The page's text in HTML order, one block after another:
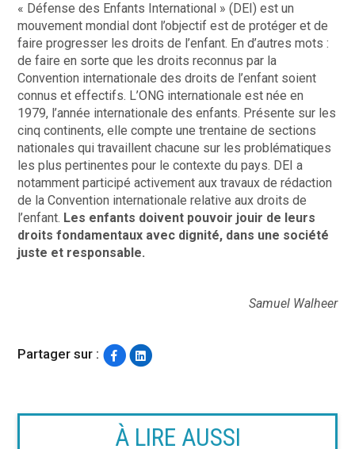
« Défense des Enfants International » (DEI) est un
mouvement mondial dont l’objectif est de protéger et de
faire progresser les droits de l’enfant. En d’autres mots :
de faire en sorte que les droits reconnus par la
Convention internationale des droits de l’enfant soient
connus et effectifs. L’ONG internationale est née en
1979, l’année internationale des enfants. Présente sur les
cinq continents, elle compte une trentaine de sections
nationales qui travaillent chacune sur les problématiques
les plus pertinentes pour le contexte du pays. DEI a
notamment participé activement aux travaux de rédaction
de la Convention internationale relative aux droits de
l’enfant. Les enfants doivent pouvoir jouir de leurs
droits fondamentaux avec dignité, dans une société
juste et responsable.
Samuel Walheer
Partager sur :
À LIRE AUSSI